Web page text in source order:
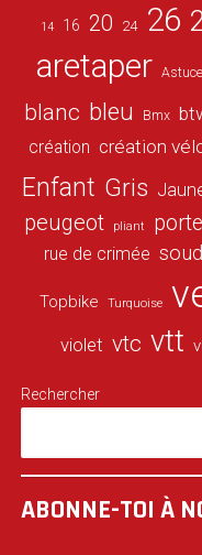
14 16 20 24 26
aretaper Astuce
blanc bleu Bmx
création création
Enfant Gris
peugeot pliant
rue de crimée
Topbike Turquoise
violet vtc vtt
Rechercher
ABONNE-TOI À